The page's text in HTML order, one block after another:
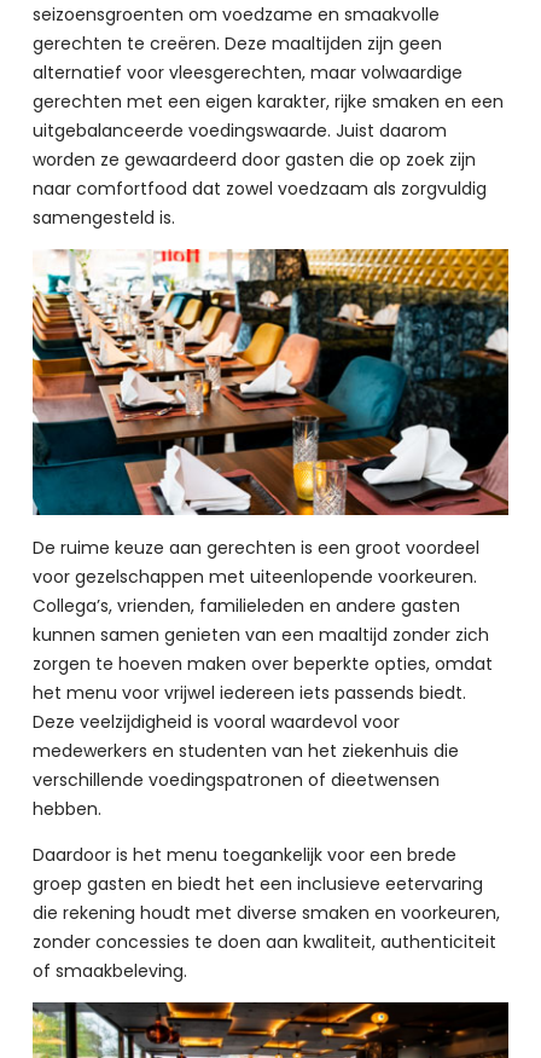
seizoensgroenten om voedzame en smaakvolle
gerechten te creëren. Deze maaltijden zijn geen
alternatief voor vleesgerechten, maar volwaardige
gerechten met een eigen karakter, rijke smaken en een
uitgebalanceerde voedingswaarde. Juist daarom
worden ze gewaardeerd door gasten die op zoek zijn
naar comfortfood dat zowel voedzaam als zorgvuldig
samengesteld is.
De ruime keuze aan gerechten is een groot voordeel
voor gezelschappen met uiteenlopende voorkeuren.
Collega’s, vrienden, familieleden en andere gasten
kunnen samen genieten van een maaltijd zonder zich
zorgen te hoeven maken over beperkte opties, omdat
het menu voor vrijwel iedereen iets passends biedt.
Deze veelzijdigheid is vooral waardevol voor
medewerkers en studenten van het ziekenhuis die
verschillende voedingspatronen of dieetwensen
hebben.
Daardoor is het menu toegankelijk voor een brede
groep gasten en biedt het een inclusieve eetervaring
die rekening houdt met diverse smaken en voorkeuren,
zonder concessies te doen aan kwaliteit, authenticiteit
of smaakbeleving.